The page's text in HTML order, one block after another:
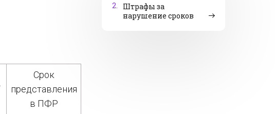
2.
Штрафы за
нарушение сроков
Срок
представления
в ПФР